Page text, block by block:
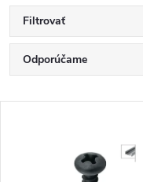
Filtrovať
R
a
Odporúčame
Najpredávanejšie